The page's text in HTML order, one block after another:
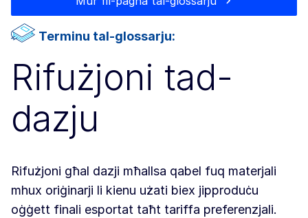
Terminu tal-glossarju:
Rifużjoni tad-
dazju
Rifużjoni għal dazji mħallsa qabel fuq materjali
mhux oriġinarji li kienu użati biex jipproduċu
oġġett finali esportat taħt tariffa preferenzjali.